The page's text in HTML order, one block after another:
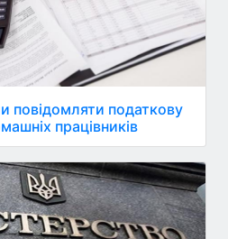
повідомляти податкову
працівників